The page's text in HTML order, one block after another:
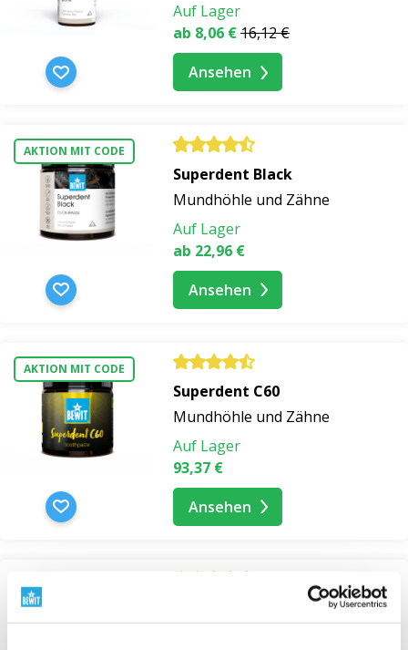
Auf Lager
ab 8,06 €16,12 €
Ansehen
AKTION MIT CODE
Superdent Black
Mundhöhle und Zähne
Auf Lager
ab 22,96 €
Ansehen
AKTION MIT CODE
Superdent C60
Mundhöhle und Zähne
Auf Lager
93,37 €
Ansehen
AKTION MIT CODE